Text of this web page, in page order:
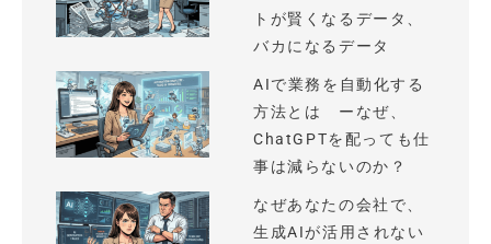
トが賢くなるデータ、
バカになるデータ
AIで業務を自動化する
方法とは ーなぜ、
ChatGPTを配っても仕
事は減らないのか？
なぜあなたの会社で、
生成AIが活用されない